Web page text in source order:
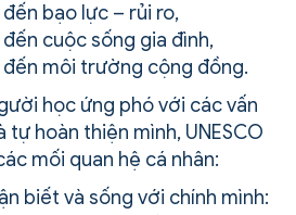
bạo lực – rủi ro,
cuộc sống gia đình,
đến môi trường cộng đồng.
học ứng phó với các vấn
hoàn thiện mình, UNESCO
mối quan hệ cá nhân:
biết và sống với chính mình: